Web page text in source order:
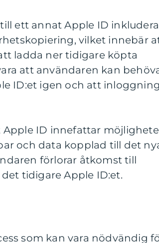
ett annat Apple ID
vilket innebär
ladda ner tidigare köpta
att användaren kan
ID:et igen och att inloggning
ID innefattar
och data kopplad till det
förlorar åtkomst till
tidigare Apple ID:et.
som kan vara nödvändig